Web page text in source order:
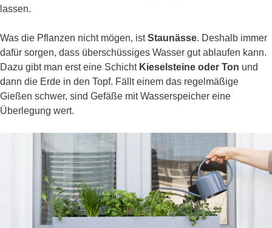
lassen.
Was die Pflanzen nicht mögen, istStaunässe. Deshalb immer
dafür sorgen, dass überschüssiges Wasser gut ablaufen kann.
Dazu gibt man erst eine Schicht Kieselsteine oder Ton und
dann die Erde in den Topf. Fällt einem das regelmäßige
Gießen schwer, sind Gefäße mit Wasserspeicher eine
Überlegung wert.